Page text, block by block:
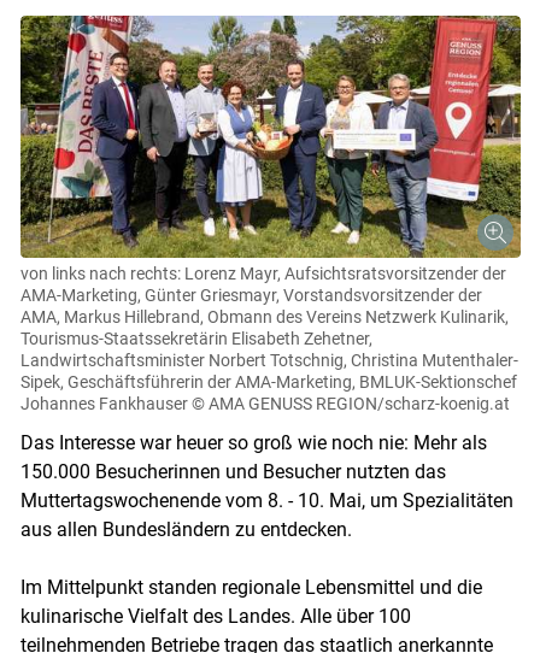
von links nach rechts: Lorenz Mayr, Aufsichtsratsvorsitzender der
AMA-Marketing, Günter Griesmayr, Vorstandsvorsitzender der
AMA, Markus Hillebrand, Obmann des Vereins Netzwerk Kulinarik,
Tourismus-Staatssekretärin Elisabeth Zehetner,
Landwirtschaftsminister Norbert Totschnig, Christina Mutenthaler-
Sipek, Geschäftsführerin der AMA-Marketing, BMLUK-Sektionschef
Johannes Fankhauser © AMA GENUSS REGION/scharz-koenig.at
Das Interesse war heuer so groß wie noch nie: Mehr als
150.000 Besucherinnen und Besucher nutzten das
Muttertagswochenende vom 8. - 10. Mai, um Spezialitäten
aus allen Bundesländern zu entdecken.
Im Mittelpunkt standen regionale Lebensmittel und die
kulinarische Vielfalt des Landes. Alle über 100
teilnehmenden Betriebe tragen das staatlich anerkannte